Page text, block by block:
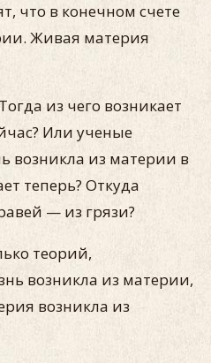
что в конечном счете
Живая материя
Тогда из чего возникает
Или ученые
возникла из материи в
теперь? Откуда
— из грязи?
теорий,
возникла из материи,
возникла из